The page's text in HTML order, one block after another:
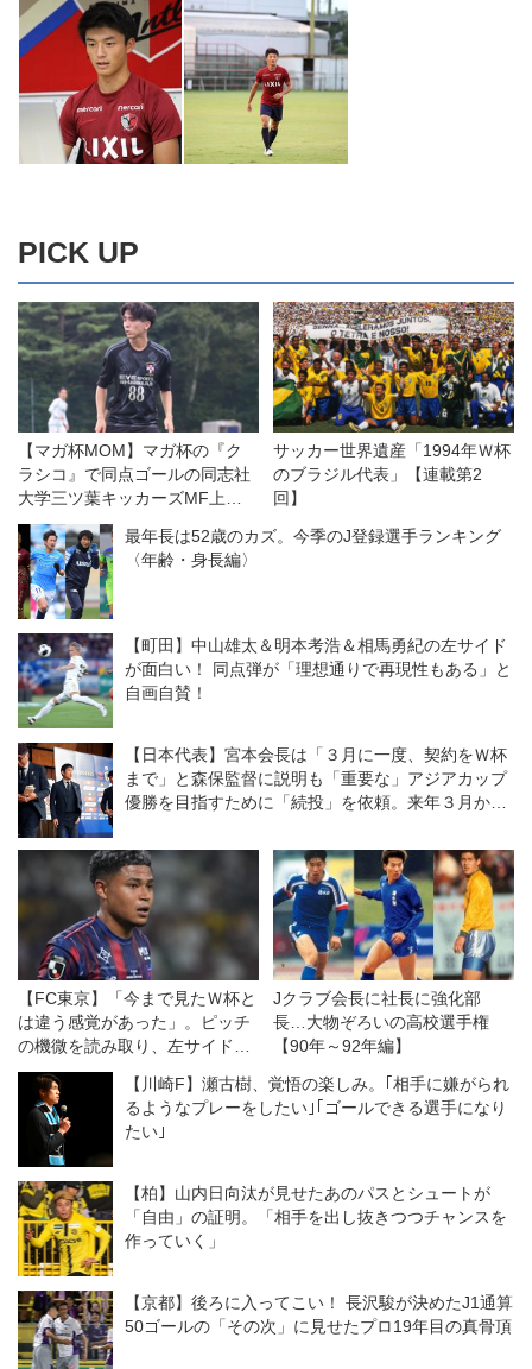
PICK UP
【マガ杯MOM】マガ杯の『ク
ラシコ』で同点ゴールの同志社
大学三ツ葉キッカーズMF上田
昭太「気持ちで決めました」
サッカー世界遺産「1994年Ｗ杯
のブラジル代表」【連載第2
回】
最年長は52歳のカズ。今季のJ登録選手ランキング
〈年齢・身長編〉
【町田】中山雄太＆明本考浩＆相馬勇紀の左サイド
が面白い！ 同点弾が「理想通りで再現性もある」と
自画自賛！
【日本代表】宮本会長は「３月に一度、契約をＷ杯
まで」と森保監督に説明も「重要な」アジアカップ
優勝を目指すために「続投」を依頼。来年３月から
【FC東京】「今まで見たＷ杯と
は違う感覚があった」。ピッチ
の機微を読み取り、左サイドで
違いを生むバングーナガンデ佳
史扶、その復活がチームをさら
に前進させる！
Jクラブ会長に社長に強化部
長…大物ぞろいの高校選手権
【90年～92年編】
【川崎F】瀬古樹、覚悟の楽しみ。｢相手に嫌がられ
るようなプレーをしたい｣｢ゴールできる選手になり
たい｣
【柏】山内日向汰が見せたあのパスとシュートが
「自由」の証明。「相手を出し抜きつつチャンスを
作っていく」
【京都】後ろに入ってこい！ 長沢駿が決めたJ1通算
50ゴールの「その次」に見せたプロ19年目の真骨頂